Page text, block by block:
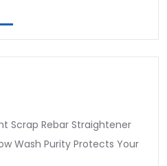
Scrap Rebar Straightener
Wash Purity Protects Your